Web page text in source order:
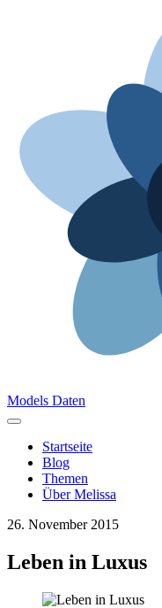
Models Daten
Startseite
Blog
Themen
Über Melissa
26. November 2015
Leben in Luxus